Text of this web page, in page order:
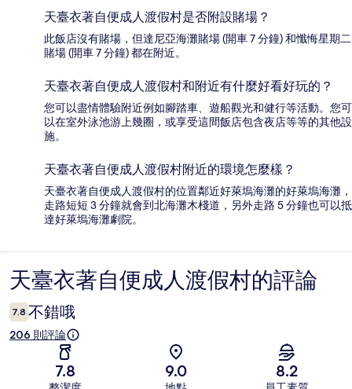
天臺衣著自便成人渡假村是否附設賭場？
此飯店沒有賭場，但達尼亞海灘賭場 (開車 7 分鐘) 和懺悔星期二
賭場 (開車 7 分鐘) 都在附近。
天臺衣著自便成人渡假村和附近有什麼好看好玩的？
您可以盡情體驗附近例如腳踏車、遊船觀光和健行等活動。您可
以在室外泳池游上幾圈，或享受這間飯店包含夜店等等的其他設
施。
天臺衣著自便成人渡假村附近的環境怎麼樣？
天臺衣著自便成人渡假村的位置鄰近好萊塢海灘的好萊塢海灘，
走路短短 3 分鐘就會到北海灘木棧道，另外走路 5 分鐘也可以抵
達好萊塢海灘劇院。
評
論
天臺衣著自便成人渡假村的評論
7.8 不錯哦
206 則評論
7.8 9.0 8.2